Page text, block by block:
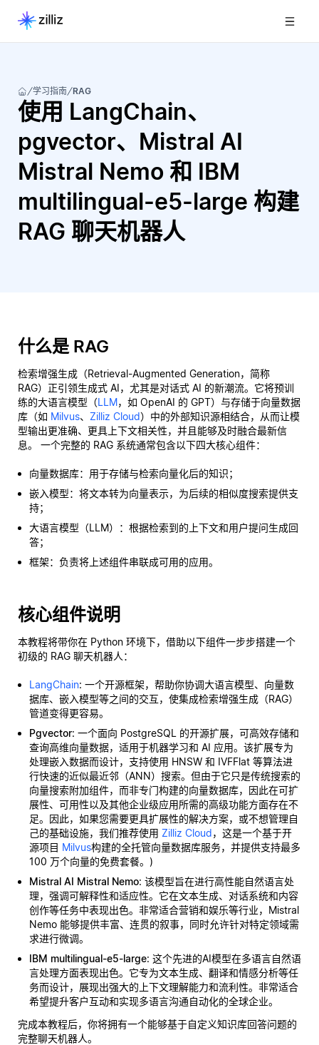
学习指南 RAG
使用 LangChain、
pgvector、Mistral AI
Mistral Nemo 和 IBM
multilingual-e5-large 构建
RAG 聊天机器人
什么是 RAG
检索增强生成（Retrieval-Augmented Generation，简称
RAG）正引领生成式 AI，尤其是对话式 AI 的新潮流。它将预训
练的大语言模型（LLM，如 OpenAI 的 GPT）与存储于向量数据
库（如 Milvus、 Zilliz Cloud）中的外部知识源相结合，从而让模
型输出更准确、更具上下文相关性，并且能够及时融合最新信
息。 一个完整的 RAG 系统通常包含以下四大核心组件：
向量数据库：用于存储与检索向量化后的知识；
嵌入模型：将文本转为向量表示，为后续的相似度搜索提供支
持；
大语言模型（LLM）：根据检索到的上下文和用户提问生成回
答；
框架：负责将上述组件串联成可用的应用。
核心组件说明
本教程将带你在 Python 环境下，借助以下组件一步步搭建一个
初级的 RAG 聊天机器人：
LangChain: 一个开源框架，帮助你协调大语言模型、向量数
据库、嵌入模型等之间的交互，使集成检索增强生成（RAG）
管道变得更容易。
Pgvector: 一个面向 PostgreSQL 的开源扩展，可高效存储和
查询高维向量数据，适用于机器学习和 AI 应用。该扩展专为
处理嵌入数据而设计，支持使用 HNSW 和 IVFFlat 等算法进
行快速的近似最近邻（ANN）搜索。但由于它只是传统搜索的
向量搜索附加组件，而非专门构建的向量数据库，因此在可扩
展性、可用性以及其他企业级应用所需的高级功能方面存在不
足。因此，如果您需要更具扩展性的解决方案，或不想管理自
己的基础设施，我们推荐使用 Zilliz Cloud，这是一个基于开
源项目 Milvus构建的全托管向量数据库服务，并提供支持最多
100 万个向量的免费套餐。)
Mistral AI Mistral Nemo: 该模型旨在进行高性能自然语言处
理，强调可解释性和适应性。它在文本生成、对话系统和内容
创作等任务中表现出色。非常适合营销和娱乐等行业，Mistral
Nemo 能够提供丰富、连贯的叙事，同时允许针对特定领域需
求进行微调。
IBM multilingual-e5-large: 这个先进的AI模型在多语言自然语
言处理方面表现出色。它专为文本生成、翻译和情感分析等任
务而设计，展现出强大的上下文理解能力和流利性。非常适合
希望提升客户互动和实现多语言沟通自动化的全球企业。
完成本教程后，你将拥有一个能够基于自定义知识库回答问题的
完整聊天机器人。